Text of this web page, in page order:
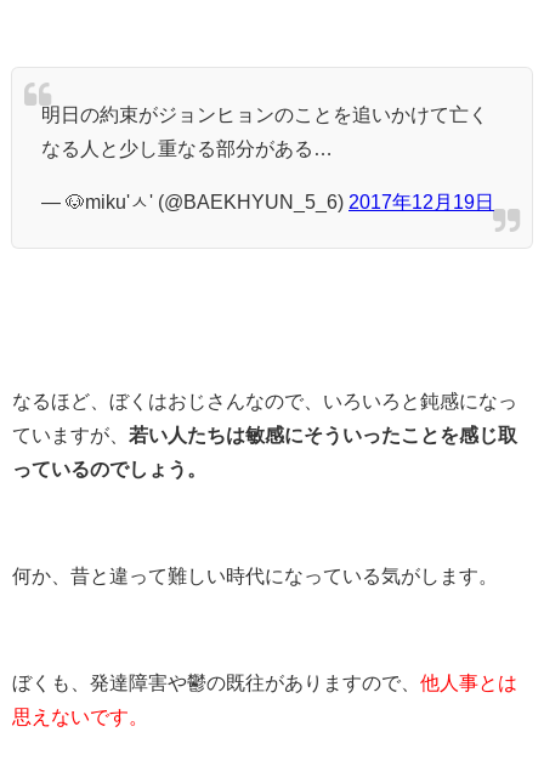
明日の約束がジョンヒョンのことを追いかけて亡く
なる人と少し重なる部分がある…
— 🐶miku'ㅅ' (@BAEKHYUN_5_6) 2017年12月19日
なるほど、ぼくはおじさんなので、いろいろと鈍感になっ
ていますが、 若い人たちは敏感にそういったことを感じ取
っているのでしょう。
何か、昔と違って難しい時代になっている気がします。
ぼくも、発達障害や鬱の既往がありますので、 他人事とは
思えないです。